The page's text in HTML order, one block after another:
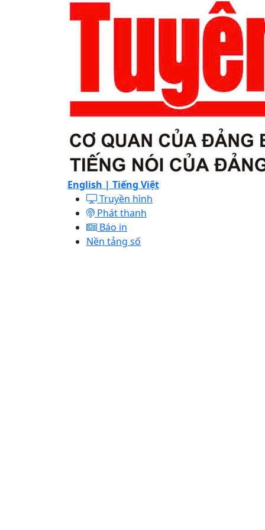
English | Tiếng Việt
Truyền hình
Phát thanh
Báo in
Nền tảng số